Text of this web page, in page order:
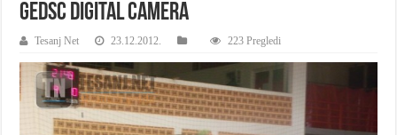
GEDSC DIGITAL CAMERA
Tesanj Net 23.12.2012. 223 Pregledi